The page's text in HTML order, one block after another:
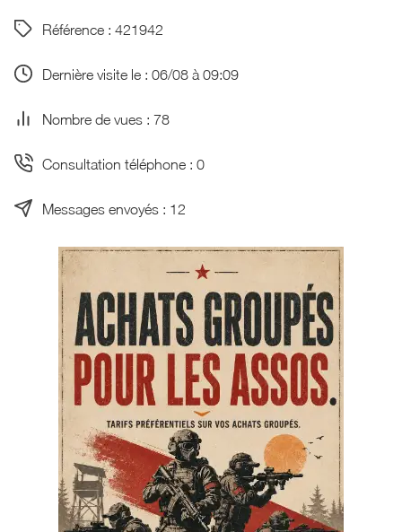
Référence : 421942
Dernière visite le : 06/08 à 09:09
Nombre de vues : 78
Consultation téléphone : 0
Messages envoyés : 12